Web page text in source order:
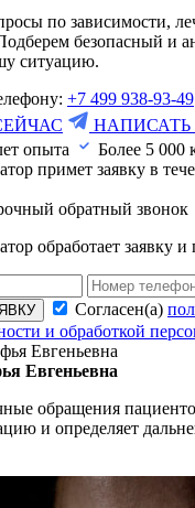
по зависимости,
безопасный и
ситуацию.
+7 499 938-93-49
НАПИСАТЬ
опыта Более 5 000
примет заявку в
обратный звонок
обработает заявку и
Согласен(а)
и обработкой
Евгеньевна
обращения
и определяет